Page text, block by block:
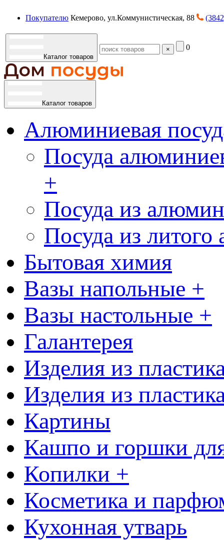
Покупателю Кемерово, ул.Коммунистическая, 88
Каталог товаров
× 0
Каталог товаров
Алюминиевая
Посуда
+
Посуда из
Посуда из
Бытовая химия
Вазы напольные +
Вазы настольные +
Галантерея
Изделия из
Изделия из
Картины
Кашпо и горшки
Копилки +
Косметика и
Кухонная утварь